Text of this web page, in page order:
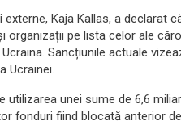
Kaja Kallas, a declarat
organizații pe lista celor ale
Sancțiunile actuale
Ucrainei.
utilizarea unei sume de 6,6
fonduri fiind blocată anterior